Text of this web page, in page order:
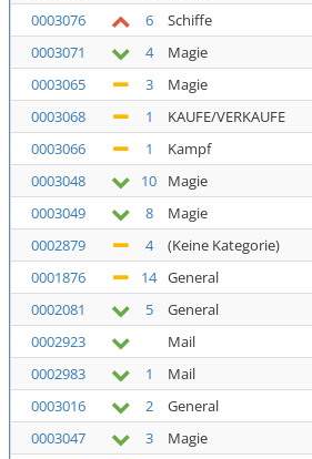
0003076
6 Schiffe
0003071
4 Magie
0003065
3 Magie
0003068
1 KAUFE/VERKAUFE
0003066
1 Kampf
0003048
10 Magie
0003049
8 Magie
0002879
4 (Keine Kategorie)
0001876
14 General
0002081
5 General
0002923
Mail
0002983
1 Mail
0003016
2 General
0003047
3 Magie